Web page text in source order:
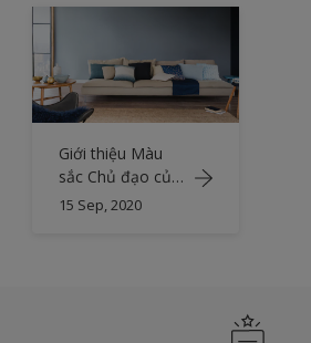
Giới thiệu Màu
sắc Chủ đạo của
Năm 2017
15 Sep, 2020